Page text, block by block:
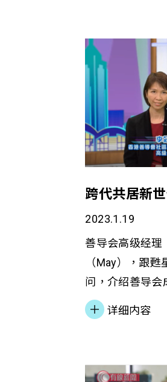
跨代共居新
2023.1.19
善导会高级经理
（May），跟
问，介绍善导会
乐剧」。 细强
程，蜕变成剧场
详细内容